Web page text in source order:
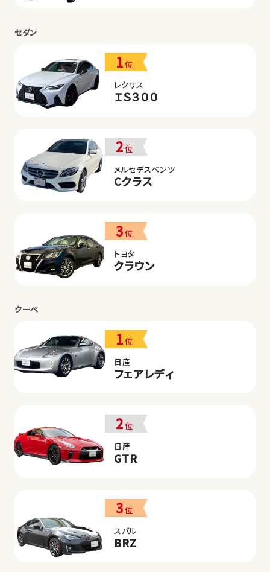
セダン
1位
レクサス
ＩＳ３００
2位
メルセデスベンツ
Cクラス
3位
トヨタ
クラウン
クーペ
1位
日産
フェアレディ
2位
日産
GTR
3位
スバル
BRZ